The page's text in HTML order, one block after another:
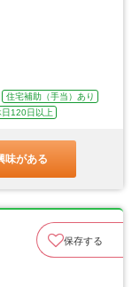
住宅補助（手当）あり
日120日以上
味がある
保存する